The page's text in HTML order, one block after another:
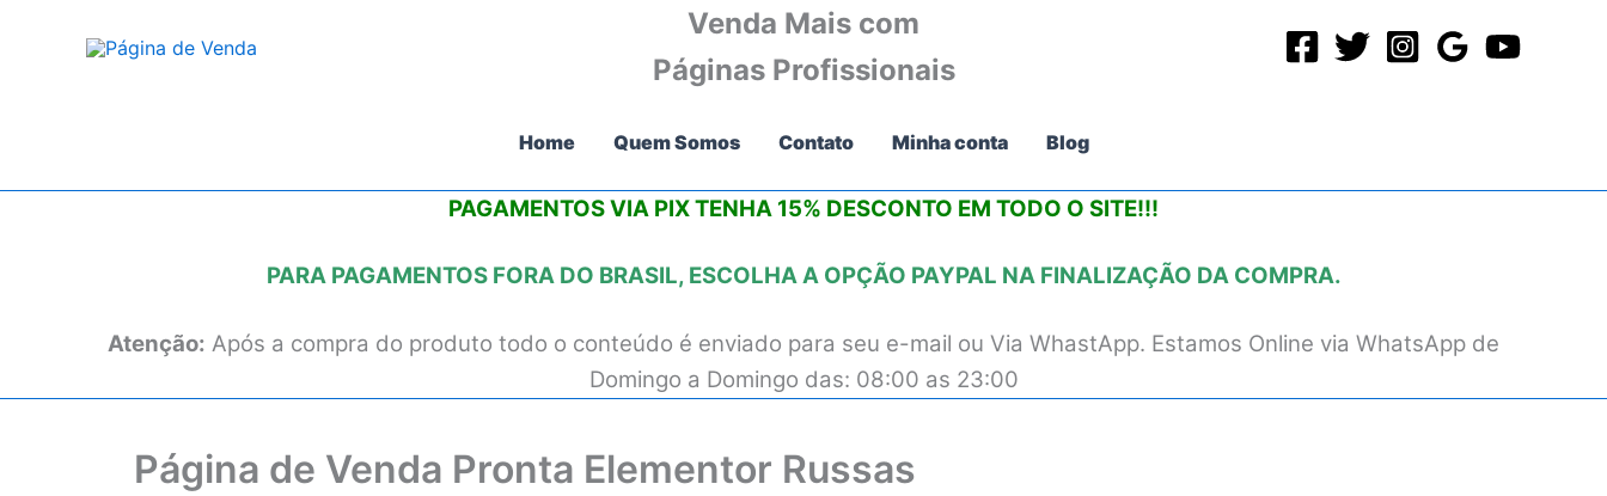
Venda Mais com
Páginas Profissionais
Home Quem Somos Contato Minha conta Blog
PAGAMENTOS VIA PIXTENHA 15% DESCONTO EM TODO O SITE!!!
PARA PAGAMENTOS FORA DO BRASIL, ESCOLHA A OPÇÃO PAYPAL NA FINALIZAÇÃO DA COMPRA.
Atenção: Após a compra do produto todo o conteúdo é enviado para seu e-mail ou Via WhastApp. Estamos Online via WhatsApp de
Domingo a Domingo das: 08:00 as 23:00
Página de Venda Pronta Elementor Russas